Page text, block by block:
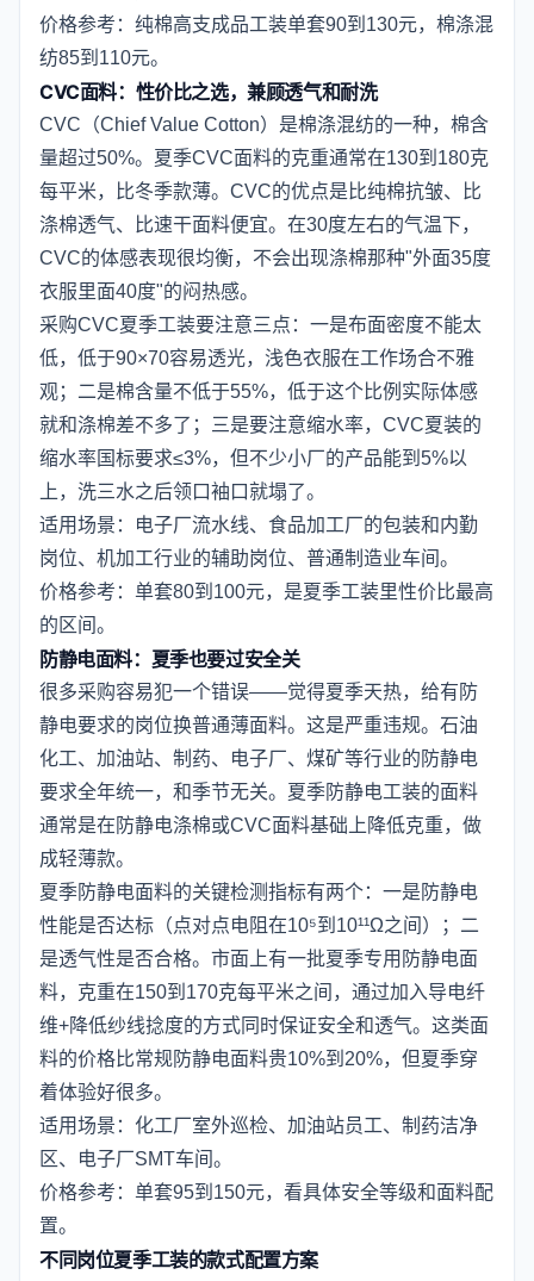
价格参考：纯棉高支成品工装单套90到130元，棉涤混
纺85到110元。
CVC面料：性价比之选，兼顾透气和耐洗
CVC（Chief Value Cotton）是棉涤混纺的一种，棉含
量超过50%。夏季CVC面料的克重通常在130到180克
每平米，比冬季款薄。CVC的优点是比纯棉抗皱、比
涤棉透气、比速干面料便宜。在30度左右的气温下，
CVC的体感表现很均衡，不会出现涤棉那种"外面35度
衣服里面40度"的闷热感。
采购CVC夏季工装要注意三点：一是布面密度不能太
低，低于90×70容易透光，浅色衣服在工作场合不雅
观；二是棉含量不低于55%，低于这个比例实际体感
就和涤棉差不多了；三是要注意缩水率，CVC夏装的
缩水率国标要求≤3%，但不少小厂的产品能到5%以
上，洗三水之后领口袖口就塌了。
适用场景：电子厂流水线、食品加工厂的包装和内勤
岗位、机加工行业的辅助岗位、普通制造业车间。
价格参考：单套80到100元，是夏季工装里性价比最高
的区间。
防静电面料：夏季也要过安全关
很多采购容易犯一个错误——觉得夏季天热，给有防
静电要求的岗位换普通薄面料。这是严重违规。石油
化工、加油站、制药、电子厂、煤矿等行业的防静电
要求全年统一，和季节无关。夏季防静电工装的面料
通常是在防静电涤棉或CVC面料基础上降低克重，做
成轻薄款。
夏季防静电面料的关键检测指标有两个：一是防静电
性能是否达标（点对点电阻在10⁵到10¹¹Ω之间）；二
是透气性是否合格。市面上有一批夏季专用防静电面
料，克重在150到170克每平米之间，通过加入导电纤
维+降低纱线捻度的方式同时保证安全和透气。这类面
料的价格比常规防静电面料贵10%到20%，但夏季穿
着体验好很多。
适用场景：化工厂室外巡检、加油站员工、制药洁净
区、电子厂SMT车间。
价格参考：单套95到150元，看具体安全等级和面料配
置。
不同岗位夏季工装的款式配置方案